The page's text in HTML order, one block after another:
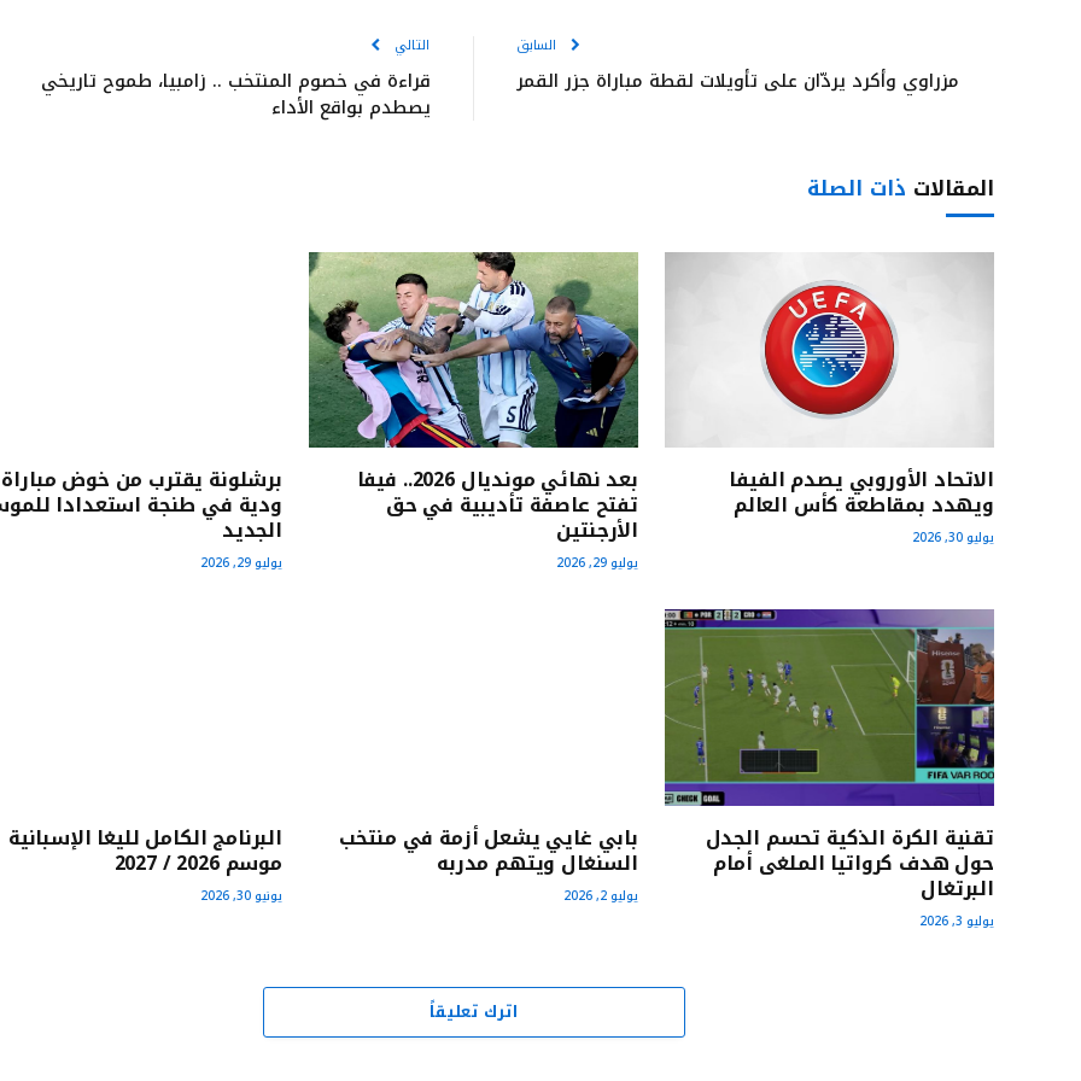
السابق
مزراوي وأكرد يردّان على تأويلات لقطة مباراة جزر القمر
التالي
قراءة في خصوم المنتخب .. زامبيا، طموح تاريخي
يصطدم بواقع الأداء
المقالات ذات الصلة
الاتحاد الأوروبي يصدم الفيفا
ويهدد بمقاطعة كأس العالم
يوليو 30, 2026
بعد نهائي مونديال 2026.. فيفا
تفتح عاصفة تأديبية في حق
الأرجنتين
يوليو 29, 2026
برشلونة يقترب من خوض مباراة
ودية في طنجة استعدادا
الجديد
يوليو 29, 2026
تقنية الكرة الذكية تحسم الجدل
حول هدف كرواتيا الملغى أمام
البرتغال
يوليو 3, 2026
بابي غايي يشعل أزمة في منتخب
السنغال ويتهم مدربه
يوليو 2, 2026
البرنامج الكامل لليغا الإسبانية
موسم 2026 / 2027
يونيو 30, 2026
اترك تعليقاً